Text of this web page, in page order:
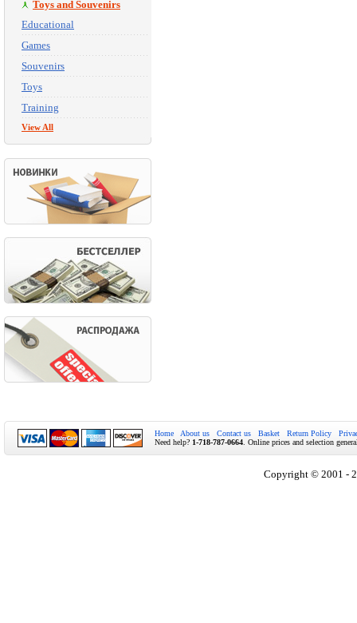
Toys and Souvenirs
Educational
Games
Souvenirs
Toys
Training
View All
Home About us Contact us Basket Return Policy
Need help? 1-718-787-0664 . Online prices and selection
Copyright © 2001 -